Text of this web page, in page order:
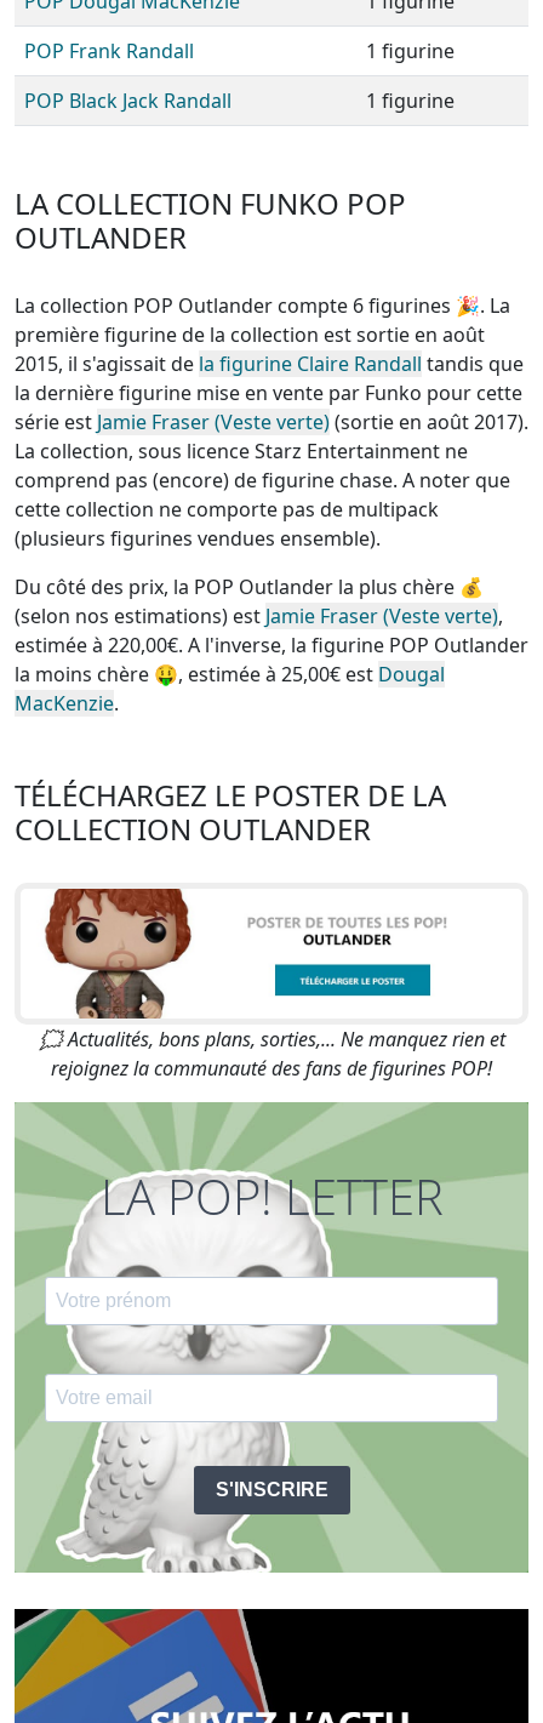
POP Frank Randall
1 figurine
POP Black Jack Randall
1 figurine
LA COLLECTION FUNKO POP
OUTLANDER
La collection POP Outlander compte 6 figurines 🎉. La
première figurine de la collection est sortie en août
2015, il s'agissait de la figurine Claire Randall tandis que
la dernière figurine mise en vente par Funko pour cette
série est Jamie Fraser (Veste verte)(sortie en août 2017).
La collection, sous licence Starz Entertainment ne
comprend pas (encore) de figurine chase. A noter que
cette collection ne comporte pas de multipack
(plusieurs figurines vendues ensemble).
Du côté des prix, la POP Outlander la plus chère 💰
(selon nos estimations) est Jamie Fraser (Veste verte),
estimée à 220,00€. A l'inverse, la figurine POP Outlander
la moins chère 🤑, estimée à 25,00€ est Dougal
MacKenzie.
TÉLÉCHARGEZ LE POSTER DE LA
COLLECTION OUTLANDER
🗯 Actualités, bons plans, sorties,... Ne manquez rien et
rejoignez la communauté des fans de figurines POP!
LA POP! LETTER
S'INSCRIRE